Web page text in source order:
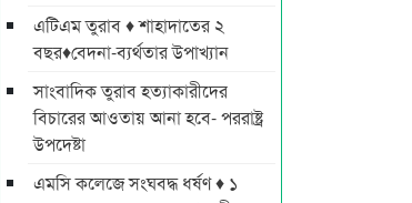
এটিএম তুরাব ♦ শাহাদাতের ২
বছর♦বেদনা-ব্যর্থতার উপাখ্যান
সাংবাদিক তুরাব হত্যাকারীদের
বিচারের আওতায় আনা হবে- পররাষ্ট্র
উপদেষ্টা
এমসি কলেজে সংঘবদ্ধ ধর্ষণ ♦ ১